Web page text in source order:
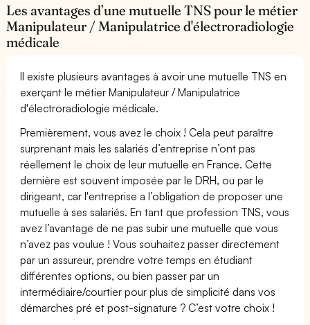
Les avantages d’une mutuelle TNS pour le métier
Manipulateur / Manipulatrice d'électroradiologie
médicale
Il existe plusieurs avantages à avoir une mutuelle TNS en
exerçant le métier Manipulateur / Manipulatrice
d'électroradiologie médicale.
Premièrement, vous avez le choix ! Cela peut paraître
surprenant mais les salariés d’entreprise n’ont pas
réellement le choix de leur mutuelle en France. Cette
dernière est souvent imposée par le DRH, ou par le
dirigeant, car l'entreprise a l’obligation de proposer une
mutuelle à ses salariés. En tant que profession TNS, vous
avez l’avantage de ne pas subir une mutuelle que vous
n’avez pas voulue ! Vous souhaitez passer directement
par un assureur, prendre votre temps en étudiant
différentes options, ou bien passer par un
intermédiaire/courtier pour plus de simplicité dans vos
démarches pré et post-signature ? C’est votre choix !